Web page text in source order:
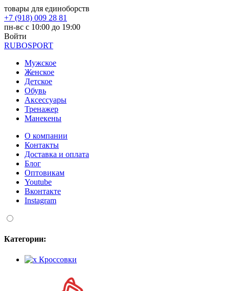
товары для единоборств
+7 (918) 009 28 81
пн-вс с 10:00 до 19:00
Войти
RUBOSPORT
Мужское
Женское
Детское
Обувь
Аксессуары
Тренажер
Манекены
О компании
Контакты
Доставка и оплата
Блог
Оптовикам
Youtube
Вконтакте
Instagram
Категории:
Кроссовки